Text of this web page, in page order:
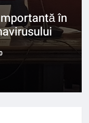
în